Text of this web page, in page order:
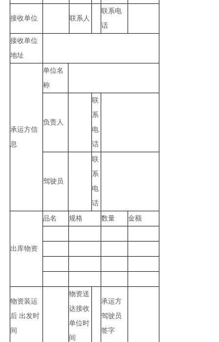
接收单位 联系人
联系电
话
接收单位
地址
承运方信
息
单位名
称
负责人
联
系
电
话
驾驶员
联
系
电
话
出库物资
品名 规格 数量 金额
物资装运
后 出发时
间
物资送
达接收
单位时
间
承运方
驾驶员
签字